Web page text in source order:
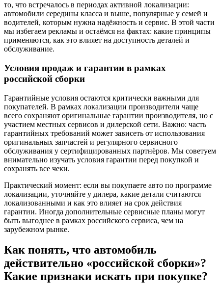
то, что встречалось в периодах активной локализации:
автомобили середины класса и выше, популярные у семей и
водителей, которым нужна надёжность и сервис. В этой части
мы избегаем рекламы и остаёмся на фактах: какие принципы
применяются, как это влияет на доступность деталей и
обслуживание.
Условия продаж и гарантии в рамках
российской сборки
Гарантийные условия остаются критически важными для
покупателей. В рамках локализации производители чаще
всего сохраняют оригинальные гарантии производителя, но с
участием местных сервисов и дилерской сети. Важно: часть
гарантийных требований может зависеть от использования
оригинальных запчастей и регулярного сервисного
обслуживания у сертифицированных партнёров. Мы советуем
внимательно изучать условия гарантии перед покупкой и
сохранять все чеки.
Практический момент: если вы покупаете авто по программе
локализации, уточняйте у дилера, какие детали считаются
локализованными и как это влияет на срок действия
гарантии. Иногда дополнительные сервисные планы могут
быть выгоднее в рамках российского сервиса, чем на
зарубежном рынке.
Как понять, что автомобиль
действительно «российской сборки»?
Какие признаки искать при покупке?